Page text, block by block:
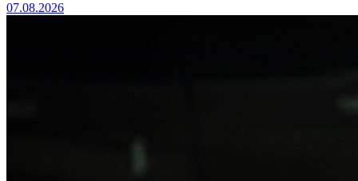
07.08.2026